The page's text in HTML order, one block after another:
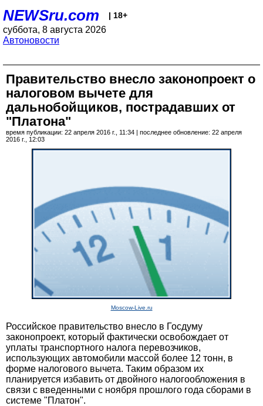
NEWSru.com | 18+
суббота, 8 августа 2026
Автоновости
Правительство внесло законопроект о
налоговом вычете для
дальнобойщиков, пострадавших от
"Платона"
время публикации: 22 апреля 2016 г., 11:34 | последнее обновление: 22 апреля
2016 г., 12:03
Moscow-Live.ru
Российское правительство внесло в Госдуму
законопроект, который фактически освобождает от
уплаты транспортного налога перевозчиков,
использующих автомобили массой более 12 тонн, в
форме налогового вычета. Таким образом их
планируется избавить от двойного налогообложения в
связи с введенными с ноября прошлого года сборами в
системе "Платон".